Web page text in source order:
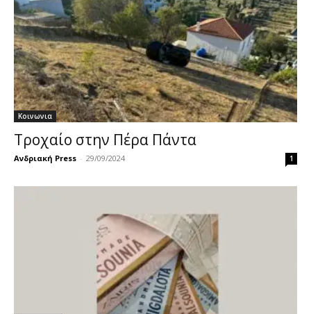
Κοινωνια
Τροχαίο στην Πέρα Πάντα
Ανδριακή Press - 29/09/2024 1